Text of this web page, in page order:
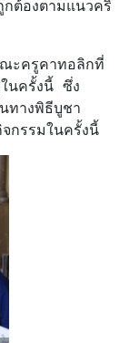
กต้องตามแนวคริ
ะครูคาทอลิกที่
นครั้งนี้ ซึ่ง
ทางพิธีบูชา
กรรมในครั้งนี้